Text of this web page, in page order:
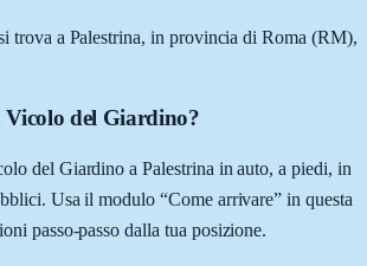
trova a Palestrina, in provincia di Roma (RM),
Vicolo del Giardino?
del Giardino a Palestrina in auto, a piedi, in
Usa il modulo “Come arrivare” in questa
passo-passo dalla tua posizione.